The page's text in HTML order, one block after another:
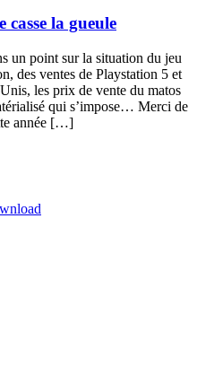
casse la gueule
un point sur la situation du jeu
des ventes de Playstation 5 et
les prix de vente du matos
qui s’impose… Merci de
année […]